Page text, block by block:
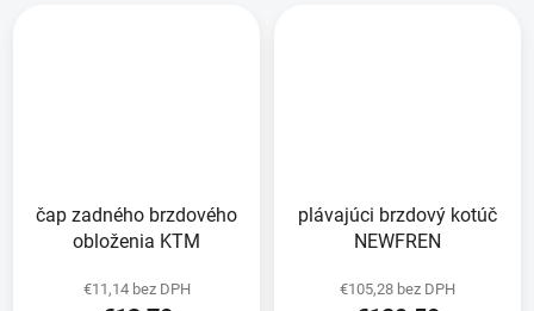
čap zadného brzdového
obloženia KTM
€11,14 bez DPH
plávajúci brzdový kotúč
NEWFREN
€105,28 bez DPH